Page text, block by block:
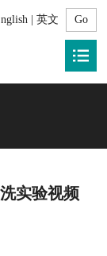
| 英文
实验视频